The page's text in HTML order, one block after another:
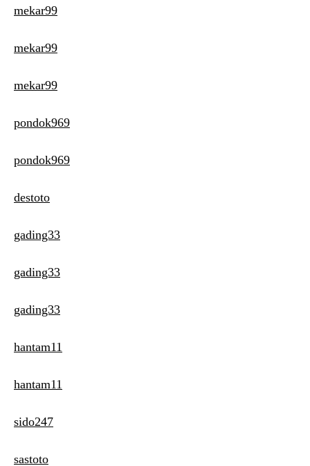
mekar99
mekar99
mekar99
pondok969
pondok969
destoto
gading33
gading33
gading33
hantam11
hantam11
sido247
sastoto